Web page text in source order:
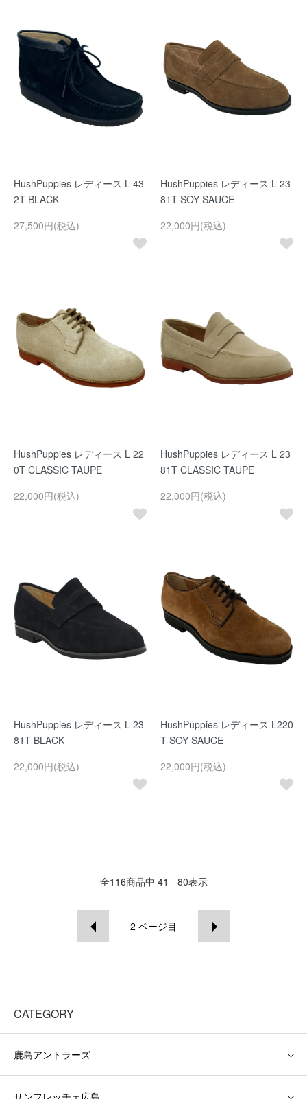
HushPuppies レディース L 43
2T BLACK
27,500円(税込)
HushPuppies レディース L 23
81T SOY SAUCE
22,000円(税込)
HushPuppies レディース L 22
0T CLASSIC TAUPE
22,000円(税込)
HushPuppies レディース L 23
81T CLASSIC TAUPE
22,000円(税込)
HushPuppies レディース L 23
81T BLACK
22,000円(税込)
HushPuppies レディース L220
T SOY SAUCE
22,000円(税込)
全116商品中 41 - 80表示
2 ページ目
CATEGORY
鹿島アントラーズ
サンフレッチェ広島